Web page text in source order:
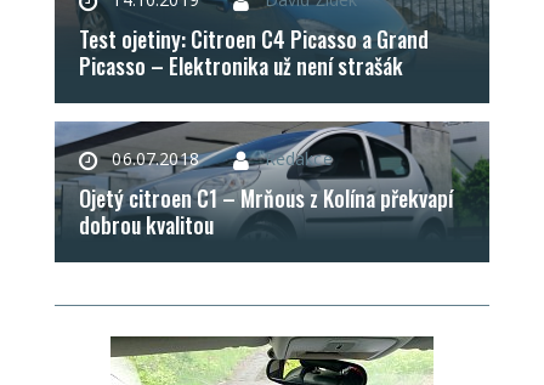
Test ojetiny: Citroen C4 Picasso a Grand
Picasso – Elektronika už není strašák
06.07.2018 Redakce
Ojetý citroen C1 – Mrňous z Kolína překvapí
dobrou kvalitou